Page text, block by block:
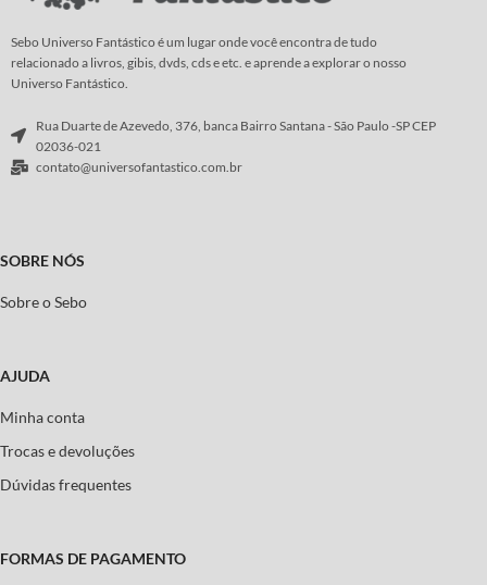
Sebo Universo Fantástico é um lugar onde você encontra de tudo
relacionado a livros, gibis, dvds, cds e etc. e aprende a explorar o nosso
Universo Fantástico.
Rua Duarte de Azevedo, 376, banca Bairro Santana - São Paulo -SP CEP
02036-021
contato@universofantastico.com.br
SOBRE NÓS
Sobre o Sebo
AJUDA
Minha conta
Trocas e devoluções
Dúvidas frequentes
FORMAS DE PAGAMENTO